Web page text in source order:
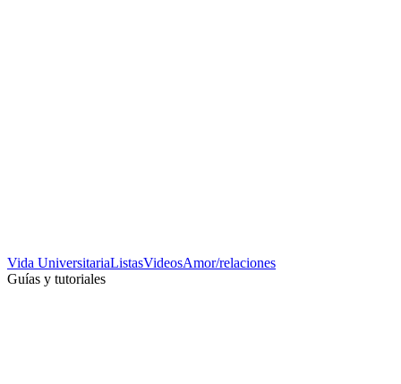
Vida UniversitariaListasVideosAmor/relaciones
Guías y tutoriales